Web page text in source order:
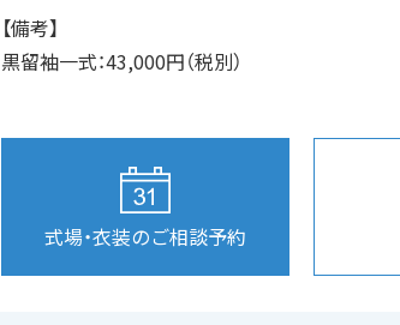
【備考】
黒留袖一式：43,000円（税別）
式場・衣装のご相談予約